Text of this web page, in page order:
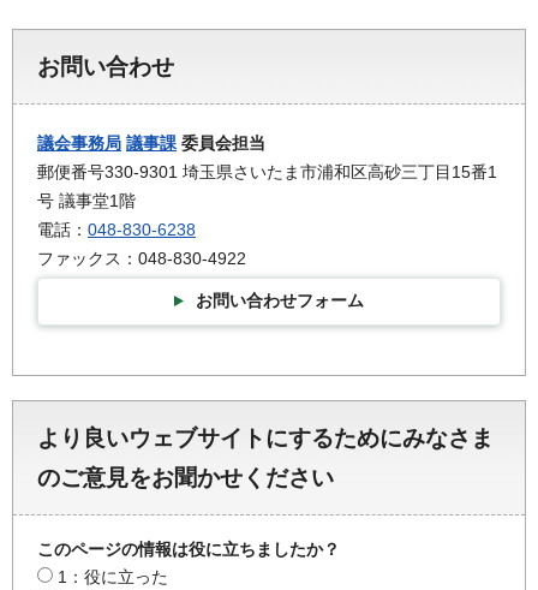
お問い合わせ
議会事務局 議事課 委員会担当
郵便番号330-9301 埼玉県さいたま市浦和区高砂三丁目15番1
号 議事堂1階
電話： 048-830-6238
ファックス：048-830-4922
お問い合わせフォーム
より良いウェブサイトにするためにみなさま
のご意見をお聞かせください
このページの情報は役に立ちましたか？
1：役に立った